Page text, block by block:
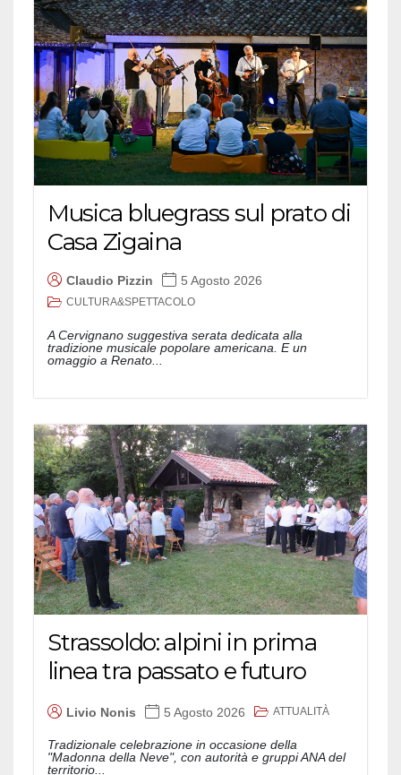
Musica bluegrass sul prato di
Casa Zigaina
Claudio Pizzin 5 Agosto 2026
CULTURA&SPETTACOLO
A Cervignano suggestiva serata dedicata alla
tradizione musicale popolare americana. E un
omaggio a Renato...
Strassoldo: alpini in prima
linea tra passato e futuro
Livio Nonis 5 Agosto 2026 ATTUALITÀ
Tradizionale celebrazione in occasione della
"Madonna della Neve", con autorità e gruppi ANA del
territorio...